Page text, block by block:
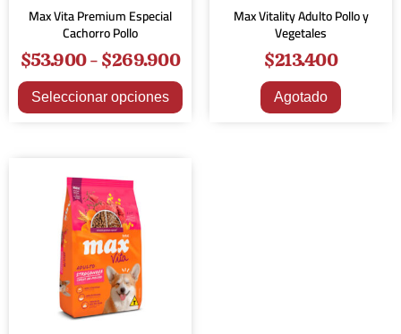
Max Vita Premium Especial
Cachorro Pollo
$53.900-$269.900
Seleccionar opciones
Max Vitality Adulto Pollo y
Vegetales
$213.400
Agotado